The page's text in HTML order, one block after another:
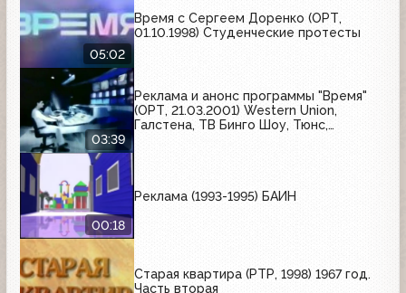
мир, Ori, Valio
05:02
Время с Сергеем Доренко (ОРТ,
01.10.1998) Студенческие протесты
03:39
Реклама и анонс программы "Время"
(ОРТ, 21.03.2001) Western Union,
Галстена, ТВ Бинго Шоу, Тюнс,
00:18
Реклама (1993-1995) БАИН
Старая квартира (РТР, 1998) 1967 год.
Часть вторая